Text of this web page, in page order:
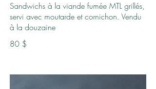
Sandwichs à la viande fumée MTL grillés,
servi avec moutarde et cornichon. Vendu
à la douzaine
80 $